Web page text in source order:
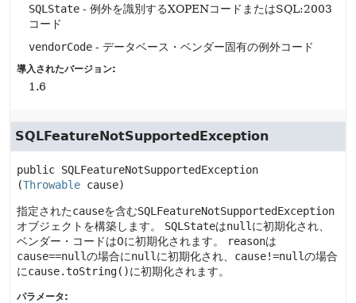
SQLState - 例外を識別するXOPENコードまたはSQL:2003
コード
vendorCode - データベース・ベンダー固有の例外コード
導入されたバージョン:
1.6
SQLFeatureNotSupportedException
public SQLFeatureNotSupportedException
(Throwable cause)
指定されたcauseを含むSQLFeatureNotSupportedException
オブジェクトを構築します。
SQLStateはnull に初期化され、
ベンダー・コードは0に初期化されます。
reasonは
cause==nullの場合にnull に初期化され、 cause!=nullの場合
にcause.toString()に初期化されます。
パラメータ: